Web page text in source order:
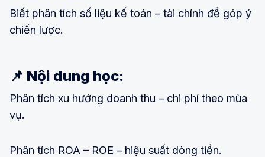
Biết phân tích số liệu kế toán – tài chính để góp ý
chiến lược.
📌 Nội dung học:
Phân tích xu hướng doanh thu – chi phí theo mùa
vụ.
Phân tích ROA – ROE – hiệu suất dòng tiền.